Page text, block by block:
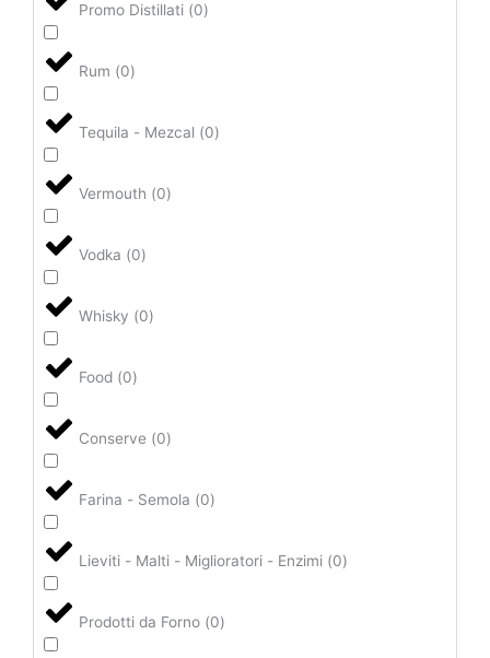
Promo Distillati (0)
Rum (0)
Tequila - Mezcal (0)
Vermouth (0)
Vodka (0)
Whisky (0)
Food (0)
Conserve (0)
Farina - Semola (0)
Lieviti - Malti - Miglioratori - Enzimi (0)
Prodotti da Forno (0)